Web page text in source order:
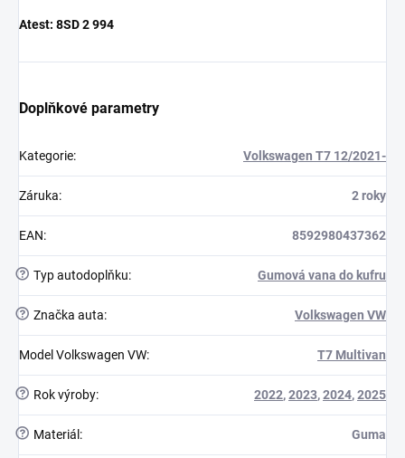
Atest: 8SD 2 994
Doplňkové parametry
Kategorie: Volkswagen T7 12/2021-
Záruka: 2 roky
EAN: 8592980437362
? Typ autodoplňku: Gumová vana do kufru
? Značka auta: Volkswagen VW
Model Volkswagen VW: T7 Multivan
? Rok výroby: 2022,2023,2024,2025
? Materiál : Guma